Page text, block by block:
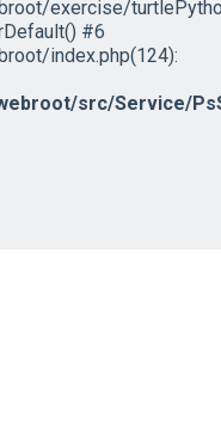
exercise/
#6
index.php(124):
src/Service/